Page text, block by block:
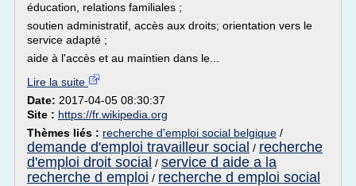
éducation, relations familiales ;
soutien administratif, accès aux droits; orientation vers le
service adapté ;
aide à l'accès et au maintien dans le...
Lire la suite
Date: 2017-04-05 08:30:37
Site : https://fr.wikipedia.org
Thèmes liés : recherche d'emploi social belgique /
demande d'emploi travailleur social / recherche
d'emploi droit social / service d aide a la
recherche d emploi / recherche d emploi social